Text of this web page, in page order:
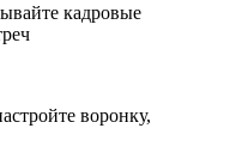
кадровые
воронку,